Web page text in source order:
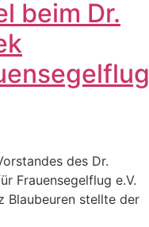
beim Dr.
des Dr.
Frauensegelflug e.V.
Blaubeuren stellte der